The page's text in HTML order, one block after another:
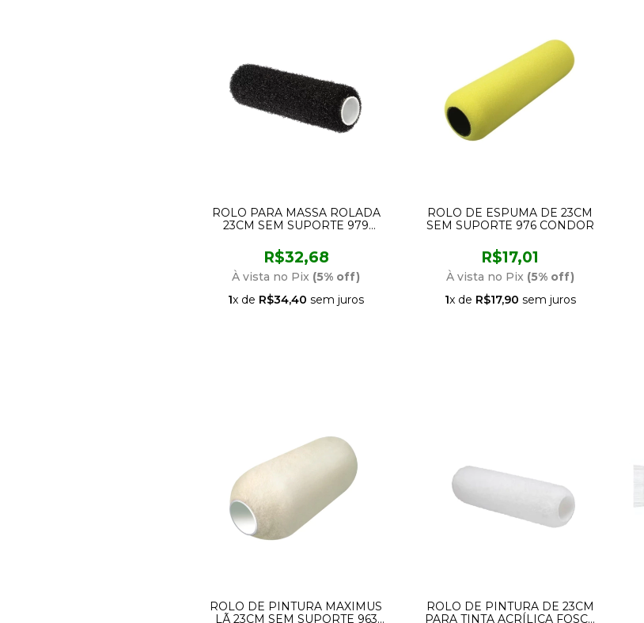
ROLO PARA MASSA ROLADA
23CM SEM SUPORTE 979
R$32,68
À vista no Pix (5% off)
1x de R$34,40 sem juros
ROLO DE ESPUMA DE 23CM
SEM SUPORTE 976 CONDOR
R$17,01
À vista no Pix (5% off)
1x de R$17,90 sem juros
ROLO DE PINTURA MAXIMUS
LÃ 23CM SEM SUPORTE 963
ROLO DE PINTURA DE 23CM
PARA TINTA ACRÍLICA FOSCA